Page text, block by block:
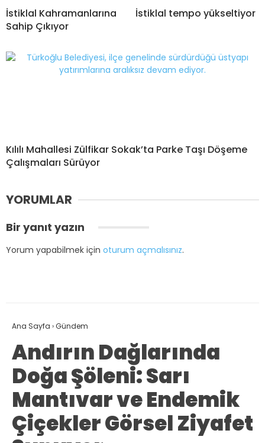
İstiklal Kahramanlarına
Sahip Çıkıyor
İstiklal tempo yükseltiyor
Kılılı Mahallesi Zülfikar Sokak’ta Parke Taşı Döşeme
Çalışmaları Sürüyor
YORUMLAR
Bir yanıt yazın
Yorum yapabilmek için oturum açmalısınız.
Ana Sayfa ›Gündem
Andırın Dağlarında
Doğa Şöleni: Sarı
Mantıvar ve Endemik
Çiçekler Görsel Ziyafet